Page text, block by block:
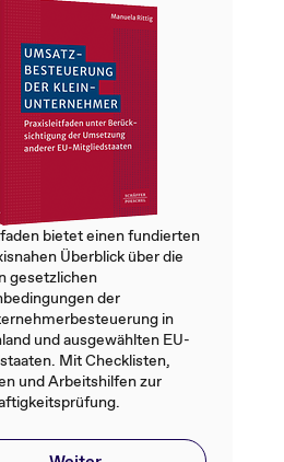
bietet einen fundierten
Überblick über die
gesetzlichen
der
in
und ausgewählten EU-
Mit Checklisten,
und Arbeitshilfen zur